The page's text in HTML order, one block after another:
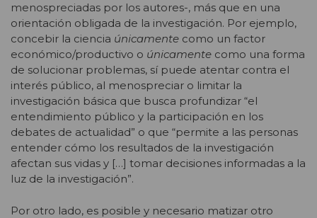
menospreciadas por los autores-, más que en una
orientación obligada de la investigación. Por ejemplo,
concebir la ciencia únicamente como un factor
económico/productivo o únicamente como una forma
de solucionar problemas, sí puede atentar contra el
interés público, al menospreciar o limitar la
investigación básica que busca profundizar “el
entendimiento público y la participación en los
debates de actualidad” o que “permite a las personas
entender cómo los resultados de la investigación
afectan sus vidas y […] tomar decisiones informadas a la
luz de la investigación”.
Por otro lado, es posible y necesario matizar otro